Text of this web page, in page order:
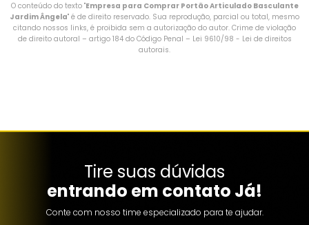
O conteúdo do texto "Empresa para Comprar Portão Articulado Basculante
Jardim Ângela" é de direito reservado. Sua reprodução, parcial ou total, mesmo
citando nossos links, é proibida sem a autorização do autor. Crime de violação
de direito autoral – artigo 184 do Código Penal – Lei 9610/98 - Lei de direitos
autorais.
Tire suas dúvidas
entrando em contato Já!
Conte com nosso time especializado para te ajudar.